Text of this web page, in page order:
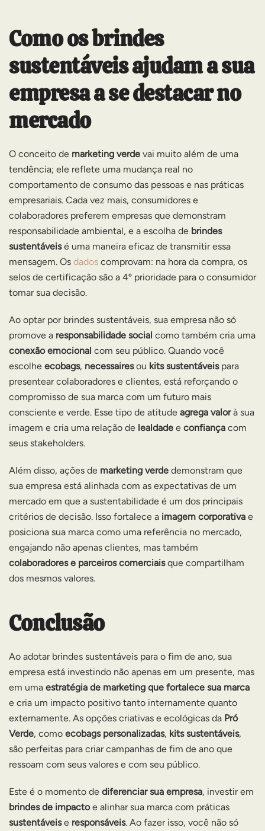
Como os brindes
sustentáveis ajudam a sua
empresa a se destacar no
mercado
O conceito de marketing verde vai muito além de uma
tendência; ele reflete uma mudança real no
comportamento de consumo das pessoas e nas práticas
empresariais. Cada vez mais, consumidores e
colaboradores preferem empresas que demonstram
responsabilidade ambiental, e a escolha de brindes
sustentáveisé uma maneira eficaz de transmitir essa
mensagem. Os dados comprovam: na hora da compra, os
selos de certificação são a 4º prioridade para o consumidor
tomar sua decisão.
Ao optar por brindes sustentáveis, sua empresa não só
promove a responsabilidade social como também cria uma
conexão emocional com seu público. Quando você
escolhe ecobags, necessairesou kits sustentáveispara
presentear colaboradores e clientes, está reforçando o
compromisso de sua marca com um futuro mais
consciente e verde. Esse tipo de atitude agrega valorà sua
imagem e cria uma relação de lealdade e confiança com
seus stakeholders.
Além disso, ações de marketing verde demonstram que
sua empresa está alinhada com as expectativas de um
mercado em que a sustentabilidade é um dos principais
critérios de decisão. Isso fortalece a imagem corporativa e
posiciona sua marca como uma referência no mercado,
engajando não apenas clientes, mas também
colaboradores e parceiros comerciaisque compartilham
dos mesmos valores.
Conclusão
Ao adotar brindes sustentáveis para o fim de ano, sua
empresa está investindo não apenas em um presente, mas
em uma estratégia de marketing que fortalece sua marca
e cria um impacto positivo tanto internamente quanto
externamente. As opções criativas e ecológicas da Pró
Verde, como ecobags personalizadas, kits sustentáveis,
são perfeitas para criar campanhas de fim de ano que
ressoam com seus valores e com seu público.
Este é o momento de diferenciar sua empresa, investir em
brindes de impactoe alinhar sua marca com práticas
sustentáveise responsáveis. Ao fazer isso, você não só